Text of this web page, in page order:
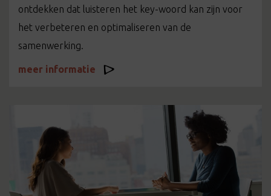
ontdekken dat luisteren het key-woord kan zijn voor
het verbeteren en optimaliseren van de
samenwerking.
meer informatie